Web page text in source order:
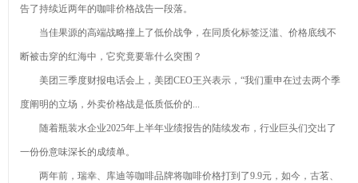
展纪实
中国两家公司再次
讯及技能解决方案
- OFweek网
验查验测验中心正
2026年4月新
消息：巩义知名强
磁磁选机供应商欧
瑞重工深度解析与
7x7xV51
如何通过棚拍
展现人身美体艺术
之美
痴车电汉_痴
车电汉V
告了持续近两年的咖啡价格战告一段落。
当佳果源的高端战略撞上了低价战争，在同质化标签泛滥、价格底线不
断被击穿的红海中，它究竟要靠什么突围？
美团三季度财报电话会上，美团CEO王兴表示，“我们重申在过去两个季
度阐明的立场，外卖价格战是低质低价的...
随着瓶装水企业2025年上半年业绩报告的陆续发布，行业巨头们交出了
一份份意味深长的成绩单。
两年前，瑞幸、库迪等咖啡品牌将咖啡价格打到了9.9元，如今，古茗、